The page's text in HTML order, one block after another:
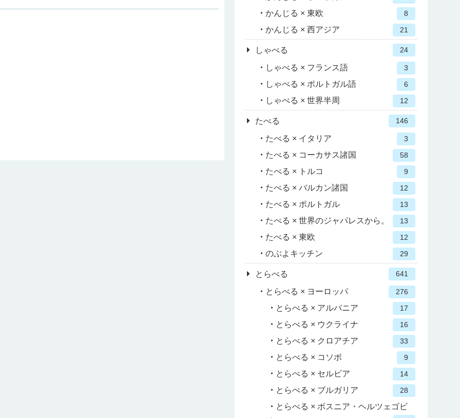
かんじる × 東欧 8
かんじる × 西アジア 21
しゃべる 24
しゃべる × フランス語 3
しゃべる × ポルトガル語 6
しゃべる × 世界半周 12
たべる 146
たべる × イタリア 3
たべる × コーカサス諸国 58
たべる × トルコ 9
たべる × バルカン諸国 12
たべる × ポルトガル 13
たべる × 世界のジャパレスから。 13
たべる × 東欧 12
のぶよキッチン 29
とらべる 641
とらべる × ヨーロッパ 276
とらべる × アルバニア 17
とらべる × ウクライナ 16
とらべる × クロアチア 33
とらべる × コソボ 9
とらべる × セルビア 14
とらべる × ブルガリア 28
とらべる × ボスニア・ヘルツェゴビ